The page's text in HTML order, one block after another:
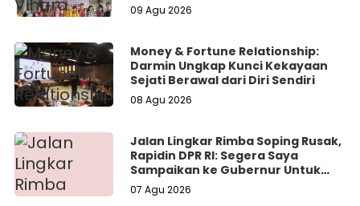
09 Agu 2026
Money & Fortune Relationship:
Darmin Ungkap Kunci Kekayaan
Sejati Berawal dari Diri Sendiri
08 Agu 2026
Jalan Lingkar Rimba Soping Rusak,
Rapidin DPR RI: Segera Saya
Sampaikan ke Gubernur Untuk
Perbaikan
07 Agu 2026